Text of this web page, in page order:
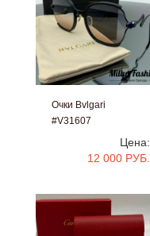
Очки Bvlgari
#V31607
Цена:
12 000 РУБ.